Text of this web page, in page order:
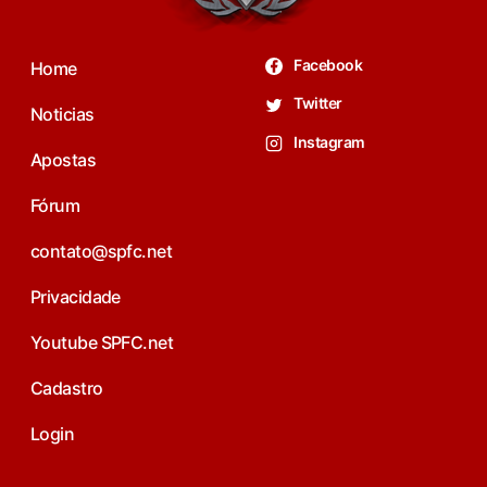
Home
Noticias
Apostas
Fórum
contato@spfc.net
Privacidade
Youtube SPFC.net
Cadastro
Login
Facebook
Twitter
Instagram